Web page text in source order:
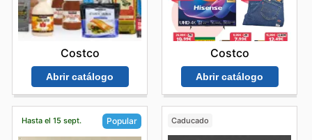
Costco
Abrir catálogo
Costco
Abrir catálogo
Hasta el 15 sept. Popular Caducado